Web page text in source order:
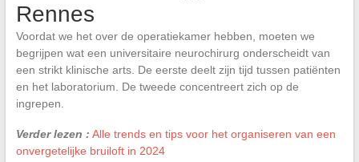
Rennes
Voordat we het over de operatiekamer hebben, moeten we
begrijpen wat een universitaire neurochirurg onderscheidt van
een strikt klinische arts. De eerste deelt zijn tijd tussen patiënten
en het laboratorium. De tweede concentreert zich op de
ingrepen.
Verder lezen : Alle trends en tips voor het organiseren van een
onvergetelijke bruiloft in 2024